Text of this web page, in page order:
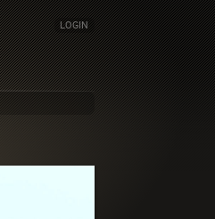
LOGIN